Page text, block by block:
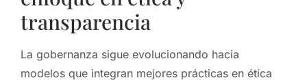
transparencia
La gobernanza sigue evolucionando hacia
modelos que integran mejores prácticas en ética